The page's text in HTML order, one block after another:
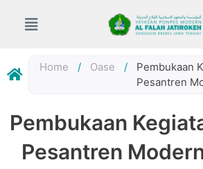
Home / Oase /
Pembukaan
Pesantren
Pembukaan
Pesantren